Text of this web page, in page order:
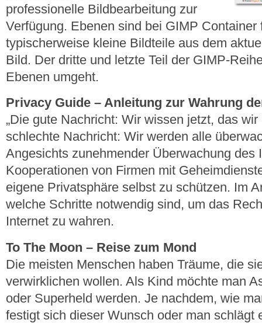
professionelle Bildbearbeitung zur
Verfügung. Ebenen sind bei GIMP Container
typischerweise kleine Bildteile aus dem
Bild. Der dritte und letzte Teil der GIMP-
Ebenen umgeht.
Privacy Guide – Anleitung zur Wahrung
„Die gute Nachricht: Wir wissen jetzt, das
schlechte Nachricht: Wir werden alle
Angesichts zunehmender Überwachung des
Kooperationen von Firmen mit
eigene Privatsphäre selbst zu schützen. Im
welche Schritte notwendig sind, um das
Internet zu wahren.
To The Moon – Reise zum Mond
Die meisten Menschen haben Träume, die
verwirklichen wollen. Als Kind möchte man
oder Superheld werden. Je nachdem, wie
festigt sich dieser Wunsch oder man schlägt